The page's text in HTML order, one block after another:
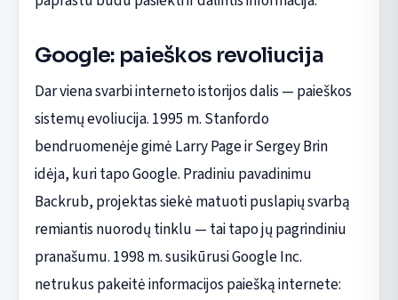
Google: paieškos revoliucija
Dar viena svarbi interneto istorijos dalis — paieškos
sistemų evoliucija. 1995 m. Stanfordo
bendruomenėje gimė Larry Page ir Sergey Brin
idėja, kuri tapo Google. Pradiniu pavadinimu
Backrub, projektas siekė matuoti puslapių svarbą
remiantis nuorodų tinklu — tai tapo jų pagrindiniu
pranašumu. 1998 m. susikūrusi Google Inc.
netrukus pakeitė informacijos paiešką internete: